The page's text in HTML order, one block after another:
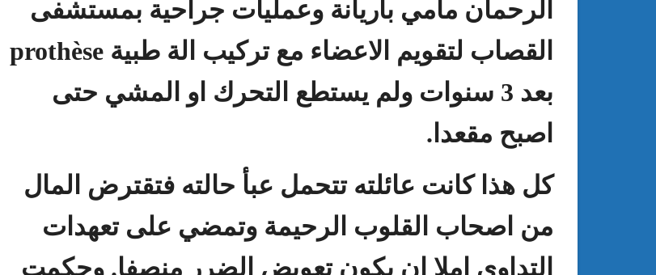
الرحمان مامي باريانة وعمليات جراحية بمستشفى
القصاب لتقويم الاعضاء مع تركيب الة طبية prothèse
بعد 3 سنوات ولم يستطع التحرك او المشي حتى
اصبح مقعدا .
كل هذا كانت عائلته تتحمل عبأ حالته فتقترض المال
من اصحاب القلوب الرحيمة وتمضي على تعهدات
التداوي املا ان يكون تعويض الضرر منصفا. وحكمت